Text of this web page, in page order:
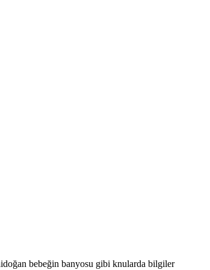
bebeğin banyosu gibi knularda bilgiler